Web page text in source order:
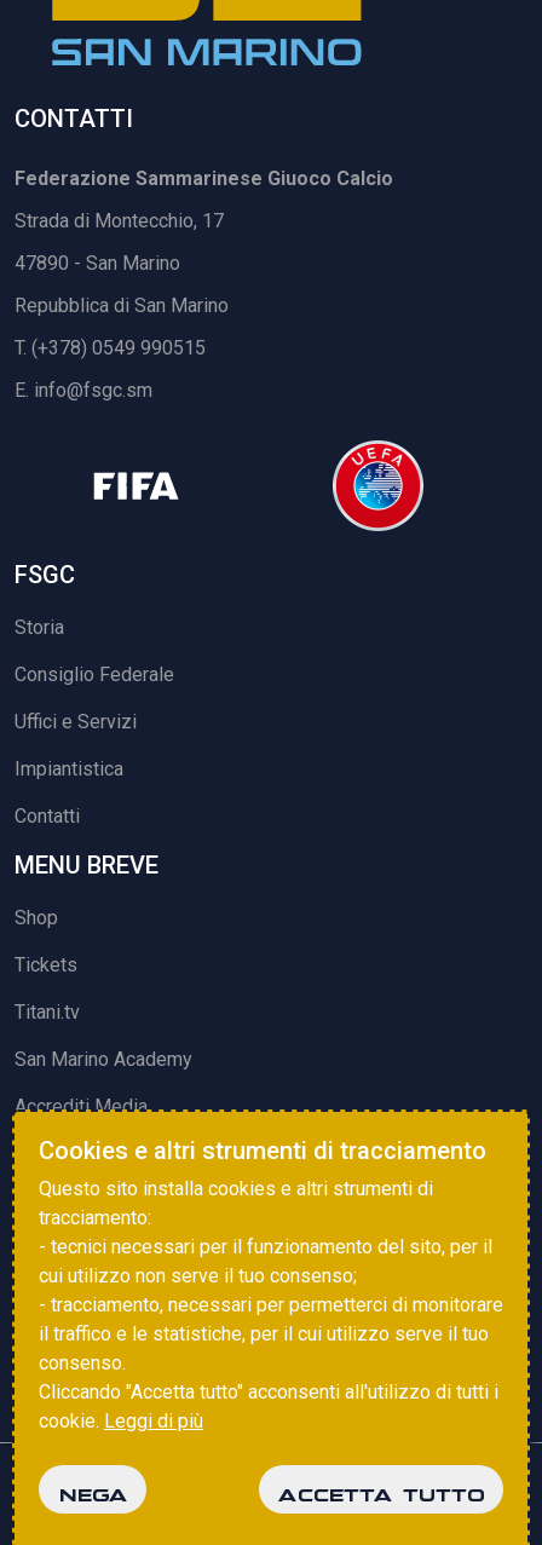
CONTATTI
Federazione Sammarinese Giuoco Calcio
Strada di Montecchio, 17
47890 - San Marino
Repubblica di San Marino
T. (+378) 0549 990515
E. info@fsgc.sm
FSGC
Storia
Consiglio Federale
Uffici e Servizi
Impiantistica
Contatti
MENU BREVE
Shop
Tickets
Titani.tv
San Marino Academy
Accrediti Media
ATTIVITÀ ED EVENTI
Squadre di Calcio
Associazione Sammarinese Arbitri
Vota gol e parata
Copyright © 2025 FSGC. Tutti i diritti riservati
Cookies e altri strumenti di tracciamento
Questo sito installa cookies e altri strumenti di
tracciamento:
- tecnici necessari per il funzionamento del sito, per il
cui utilizzo non serve il tuo consenso;
- tracciamento, necessari per permetterci di monitorare
il traffico e le statistiche, per il cui utilizzo serve il tuo
consenso.
Cliccando "Accetta tutto" acconsenti all'utilizzo di tutti i
cookie. Leggi di più
NEGA ACCETTA TUTTO